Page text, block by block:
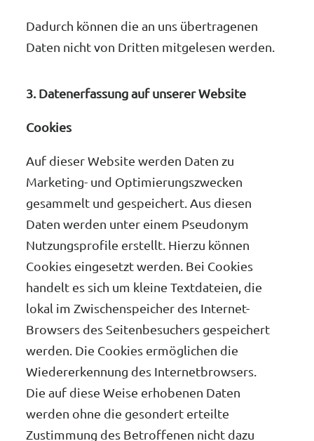
Dadurch können die an uns übertragenen
Daten nicht von Dritten mitgelesen werden.
3. Datenerfassung auf unserer Website
Cookies
Auf dieser Website werden Daten zu
Marketing- und Optimierungszwecken
gesammelt und gespeichert. Aus diesen
Daten werden unter einem Pseudonym
Nutzungsprofile erstellt. Hierzu können
Cookies eingesetzt werden. Bei Cookies
handelt es sich um kleine Textdateien, die
lokal im Zwischenspeicher des Internet-
Browsers des Seitenbesuchers gespeichert
werden. Die Cookies ermöglichen die
Wiedererkennung des Internetbrowsers.
Die auf diese Weise erhobenen Daten
werden ohne die gesondert erteilte
Zustimmung des Betroffenen nicht dazu